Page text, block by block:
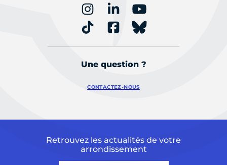
Une question ?
CONTACTEZ-NOUS
Retrouvez les actualités de votre
arrondissement